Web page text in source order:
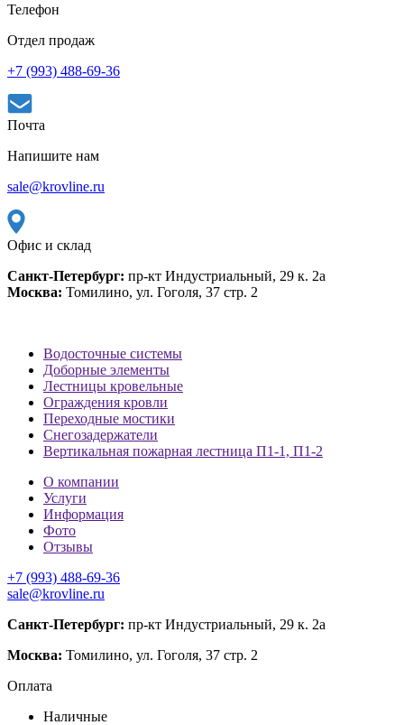
Телефон
Отдел продаж
+7 (993) 488-69-36
Почта
Напишите нам
sale@krovline.ru
Офис и склад
Санкт-Петербург: пр-кт Индустриальный, 29 к. 2а
Москва: Томилино, ул. Гоголя, 37 стр. 2
Водосточные системы
Доборные элементы
Лестницы кровельные
Ограждения кровли
Переходные мостики
Снегозадержатели
Вертикальная пожарная лестница П1-1, П1-2
О компании
Услуги
Информация
Фото
Отзывы
+7 (993) 488-69-36
sale@krovline.ru
Санкт-Петербург: пр-кт Индустриальный, 29 к. 2а
Москва: Томилино, ул. Гоголя, 37 стр. 2
Оплата
Наличные